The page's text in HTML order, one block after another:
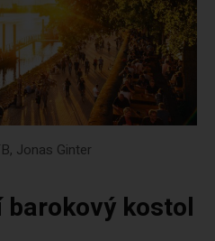
Jonas Ginter
kostol